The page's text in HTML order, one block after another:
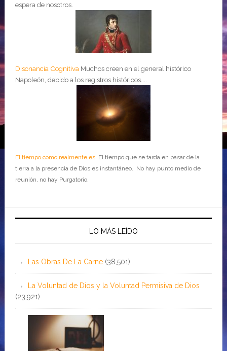
espera de nosotros.
Disonancia Cognitiva Muchos creen en el general histórico
Napoleón, debido a los registros históricos....
El tiempo como realmente esEl tiempo que se tarda en pasar de la
tierra a la presencia de Dios es instantáneo. No hay punto medio de
reunión, no hay Purgatorio.
LO MÁS LEÍDO
Las Obras De La Carne (38,501)
La Voluntad de Dios y la Voluntad Permisiva de Dios
(23,921)